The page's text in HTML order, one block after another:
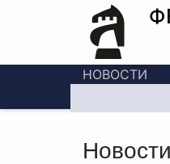
НОВОСТИ
Новости